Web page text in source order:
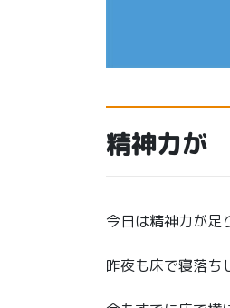
精神力が
今日は精神力が足
昨夜も床で寝落ち